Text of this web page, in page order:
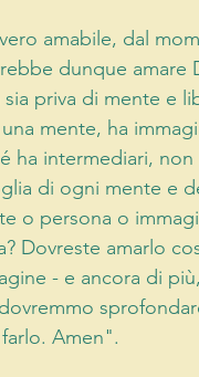
amabile, dal
dunque amare
priva di mente e
mente, ha
ha intermediari,
di ogni mente e
o persona o
Dovreste amarlo
- e ancora di
Amen".